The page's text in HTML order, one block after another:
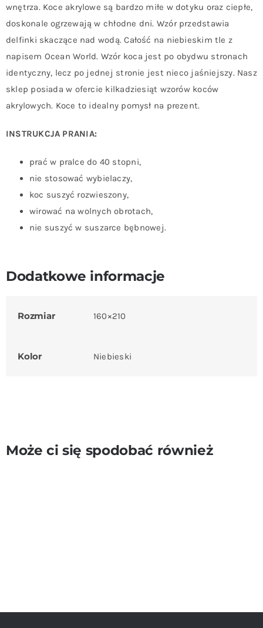
wnętrza. Koce akrylowe są bardzo miłe w dotyku oraz ciepłe,
doskonale ogrzewają w chłodne dni. Wzór przedstawia
delfinki skaczące nad wodą. Całość na niebieskim tle z
napisem Ocean World. Wzór koca jest po obydwu stronach
identyczny, lecz po jednej stronie jest nieco jaśniejszy. Nasz
sklep posiada w ofercie kilkadziesiąt wzorów koców
akrylowych. Koce to idealny pomysł na prezent.
INSTRUKCJA PRANIA:
prać w pralce do 40 stopni,
nie stosować wybielaczy,
koc suszyć rozwieszony,
wirować na wolnych obrotach,
nie suszyć w suszarce bębnowej.
Dodatkowe informacje
Rozmiar 160×210
Kolor Niebieski
Może ci się spodobać również